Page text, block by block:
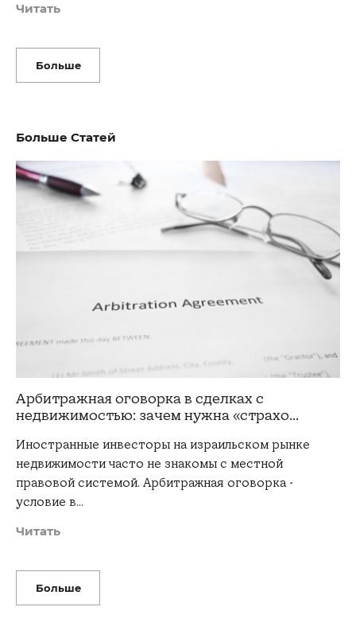
Читать
Больше
Больше Статей
Арбитражная оговорка в сделках с
недвижимостью: зачем нужна «страхо...
Иностранные инвесторы на израильском рынке
недвижимости часто не знакомы с местной
правовой системой. Арбитражная оговорка -
условие в…
Читать
Больше